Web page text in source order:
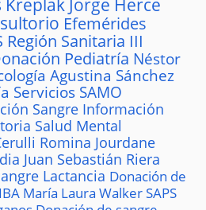
Kreplak Jorge Herce
Efemérides
Región Sanitaria III
Pediatría Néstor
Agustina Sánchez
Servicios SAMO
Sangre Información
Salud Mental
Romina Jourdane
Juan Sebastián Riera
Lactancia Donación de
María Laura WalkerSAPS